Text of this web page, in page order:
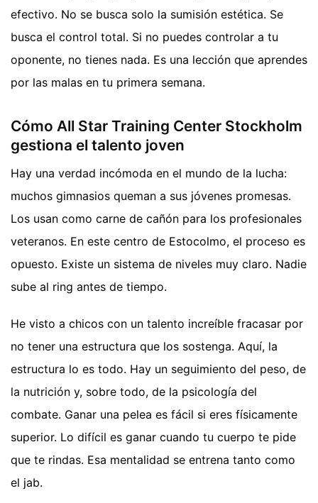
efectivo. No se busca solo la sumisión estética. Se
busca el control total. Si no puedes controlar a tu
oponente, no tienes nada. Es una lección que aprendes
por las malas en tu primera semana.
Cómo All Star Training Center Stockholm
gestiona el talento joven
Hay una verdad incómoda en el mundo de la lucha:
muchos gimnasios queman a sus jóvenes promesas.
Los usan como carne de cañón para los profesionales
veteranos. En este centro de Estocolmo, el proceso es
opuesto. Existe un sistema de niveles muy claro. Nadie
sube al ring antes de tiempo.
He visto a chicos con un talento increíble fracasar por
no tener una estructura que los sostenga. Aquí, la
estructura lo es todo. Hay un seguimiento del peso, de
la nutrición y, sobre todo, de la psicología del
combate. Ganar una pelea es fácil si eres físicamente
superior. Lo difícil es ganar cuando tu cuerpo te pide
que te rindas. Esa mentalidad se entrena tanto como
el jab.